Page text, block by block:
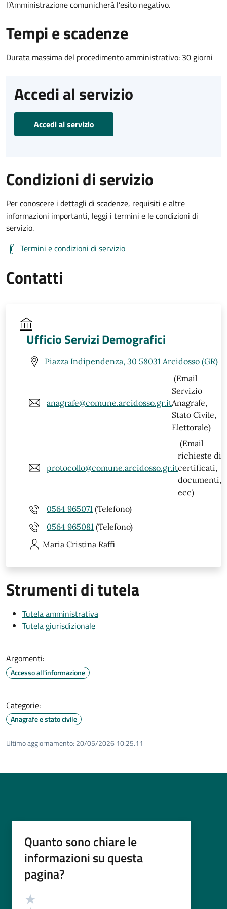
l’Amministrazione comunicherà l’esito negativo.
Tempi e scadenze
Durata massima del procedimento amministrativo: 30 giorni
Accedi al servizio
Accedi al servizio
Condizioni di servizio
Per conoscere i dettagli di scadenze, requisiti e altre
informazioni importanti, leggi i termini e le condizioni di
servizio.
Termini e condizioni di servizio
Contatti
Ufficio Servizi Demografici
Piazza Indipendenza, 30 58031 Arcidosso (GR)
anagrafe@comune.arcidosso.gr.it
(Email
Servizio
Anagrafe,
Stato Civile,
Elettorale)
protocollo@comune.arcidosso.gr.it
(Email
richieste di
certificati,
documenti,
ecc)
0564 965071 (Telefono)
0564 965081 (Telefono)
Maria Cristina Raffi
Strumenti di tutela
Tutela amministrativa
Tutela giurisdizionale
Argomenti:
Accesso all'informazione
Categorie:
Anagrafe e stato civile
Ultimo aggiornamento: 20/05/2026 10:25.11
Quanto sono chiare le
informazioni su questa
pagina?
Valutazione